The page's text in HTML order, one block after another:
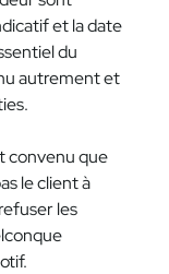
et la date
du
autrement et
convenu que
le client à
les